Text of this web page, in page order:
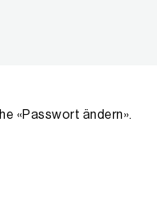
«Passwort ändern».